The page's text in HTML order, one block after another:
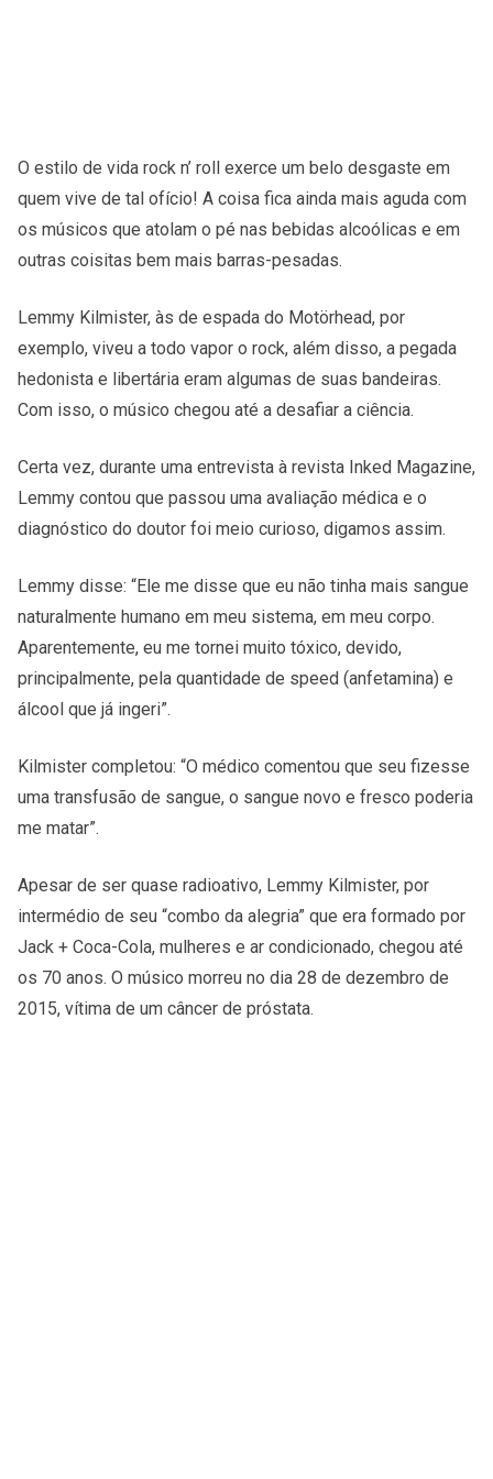
O estilo de vida rock n’ roll exerce um belo desgaste em
quem vive de tal ofício! A coisa fica ainda mais aguda com
os músicos que atolam o pé nas bebidas alcoólicas e em
outras coisitas bem mais barras-pesadas.
Lemmy Kilmister, às de espada do Motörhead, por
exemplo, viveu a todo vapor o rock, além disso, a pegada
hedonista e libertária eram algumas de suas bandeiras.
Com isso, o músico chegou até a desafiar a ciência.
Certa vez, durante uma entrevista à revista Inked Magazine,
Lemmy contou que passou uma avaliação médica e o
diagnóstico do doutor foi meio curioso, digamos assim.
Lemmy disse: “Ele me disse que eu não tinha mais sangue
naturalmente humano em meu sistema, em meu corpo.
Aparentemente, eu me tornei muito tóxico, devido,
principalmente, pela quantidade de speed (anfetamina) e
álcool que já ingeri”.
Kilmister completou: “O médico comentou que seu fizesse
uma transfusão de sangue, o sangue novo e fresco poderia
me matar”.
Apesar de ser quase radioativo, Lemmy Kilmister, por
intermédio de seu “combo da alegria” que era formado por
Jack + Coca-Cola, mulheres e ar condicionado, chegou até
os 70 anos. O músico morreu no dia 28 de dezembro de
2015, vítima de um câncer de próstata.